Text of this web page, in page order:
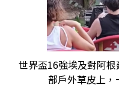
世界盃16強埃及對阿
部戶外草皮上，